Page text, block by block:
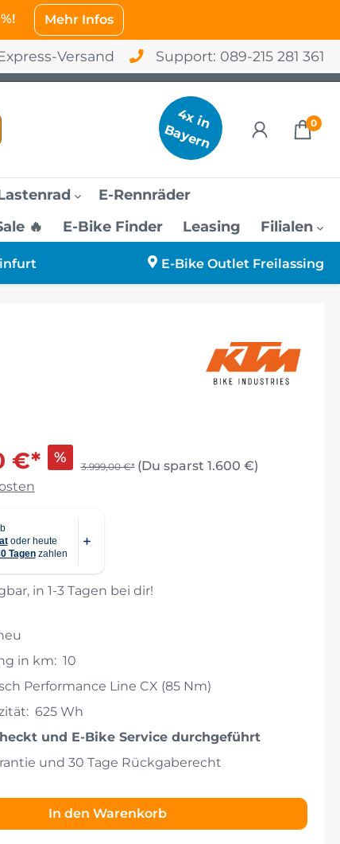
Mehr Infos
Versand Support: 089-215 281 361
4
x
in
B
a
y
e
r
n 0
E-Rennräder
🔥 E-Bike Finder Leasing Filialen
E-Bike Outlet Freilassing
€* %
3.999,00 €* (Du sparst 1.600 €)
in 1-3 Tagen bei dir!
in km: 10
Performance Line CX (85 Nm)
625 Wh
und E-Bike Service durchgeführt
und 30 Tage Rückgaberecht
In den Warenkorb